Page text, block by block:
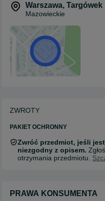
Warszawa, Targówek
Mazowieckie
ZWROTY
PAKIET OCHRONNY
Zwróć przedmiot, jeśli
niezgodny z opisem.
otrzymania przedmiotu.
PRAWA KONSUMENTA